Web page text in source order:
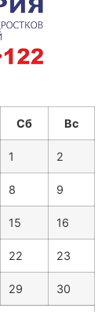
Сб Вс
1 2
8 9
15 16
22 23
29 30